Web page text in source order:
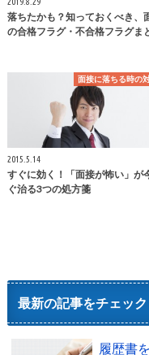
落ちたかも？知っておくべき、
の合格フラグ・不合格フラグま
面接に落ちる時の
2015.5.14
すぐに効く！「面接が怖い」が
ぐ治る3つの処方箋
最新の記事をチェック
履歴書